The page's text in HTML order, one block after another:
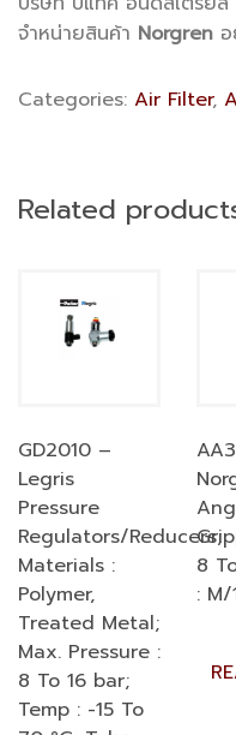
จำหน่ายสินค้า Norgren
Categories: Air Filter,
Related
GD2010 –
Legris
Pressure
Regulators/Reducers;
Materials :
Polymer,
Treated Metal;
Max. Pressure :
8 To 16 bar;
Temp : -15 To
8
: